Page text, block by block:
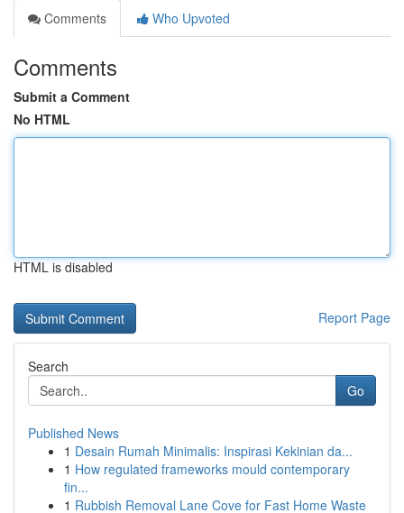
Comments
Who Upvoted
Comments
Submit a Comment
No HTML
HTML is disabled
Report Page
Search
Go
Published News
1 Desain Rumah Minimalis: Inspirasi Kekinian da...
1 How regulated frameworks mould contemporary
fin...
1 Rubbish Removal Lane Cove for Fast Home Waste